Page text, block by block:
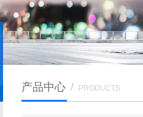
产品中心 / PRODUCTS